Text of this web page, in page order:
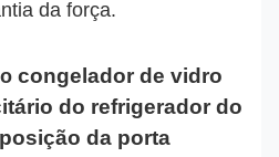
da força.
congelador de vidro
do refrigerador do
da porta